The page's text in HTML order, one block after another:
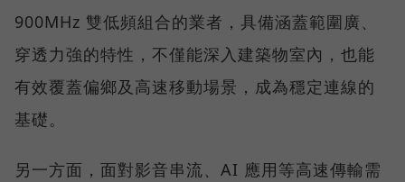
900MHz 雙低頻組合的業者，具備涵蓋範圍廣、
穿透力強的特性，不僅能深入建築物室內，也能
有效覆蓋偏鄉及高速移動場景，成為穩定連線的
基礎。
另一方面，面對影音串流、AI 應用等高速傳輸需